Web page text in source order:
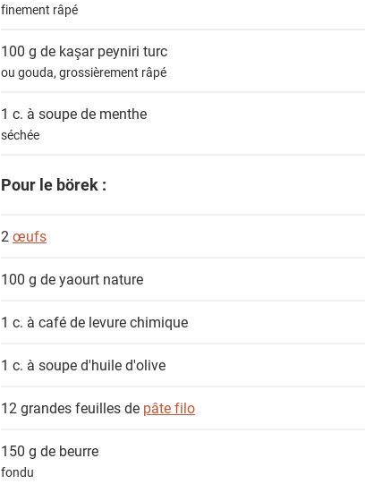
finement râpé
100 g de kaşar peyniri turc
ou gouda, grossièrement râpé
1 c. à soupe de menthe
séchée
Pour le börek :
2 œufs
100 g deyaourt nature
1 c. à café de levure chimique
1 c. à souped'huile d'olive
12 grandes feuilles de pâte filo
150 g de beurre
fondu